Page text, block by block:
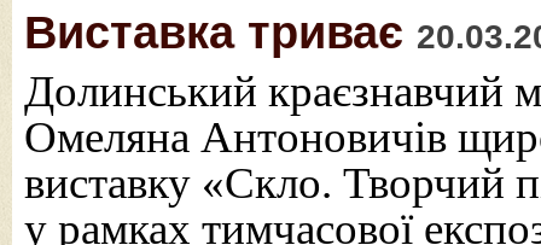
Виставка триває
Долинський краєзнавчий
Омеляна Антоновичів
виставку «Скло. Творчий
у рамках тимчасової